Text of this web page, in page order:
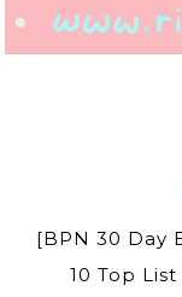
[BPN 30 Day
10 Top